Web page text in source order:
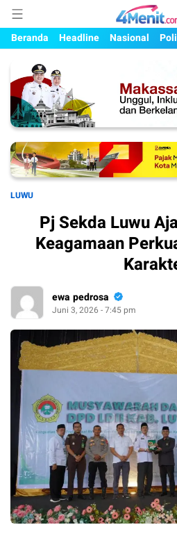
4menit.com
Mengungkap Kisah,
Beranda
Headline Nasional
LUWU
Pj Sekda Luwu
Keagamaan
ewa pedrosa
Juni 3, 2026 - 7:45 pm